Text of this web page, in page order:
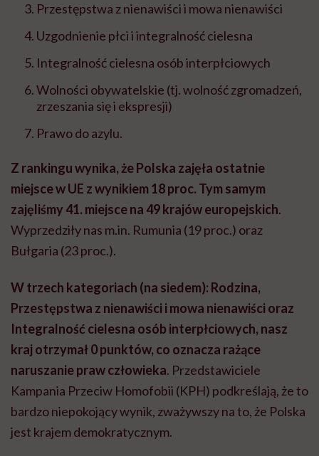
Przestępstwa z nienawiści i mowa nienawiści
Uzgodnienie płci i integralność cielesna
Integralność cielesna osób interpłciowych
Wolności obywatelskie (tj. wolność zgromadzeń,
zrzeszania się i ekspresji)
Prawo do azylu.
Z rankingu wynika, że Polska zajęła ostatnie
miejsce w UE z wynikiem 18 proc. Tym samym
zajęliśmy 41. miejsce na 49 krajów europejskich.
Wyprzedziły nas m.in. Rumunia (19 proc.) oraz
Bułgaria (23 proc.).
W trzech kategoriach (na siedem): Rodzina,
Przestępstwa z nienawiści i mowa nienawiści oraz
Integralność cielesna osób interpłciowych, nasz
kraj otrzymał 0 punktów, co oznacza rażące
naruszanie praw człowieka. Przedstawiciele
Kampania Przeciw Homofobii (KPH) podkreślają, że to
bardzo niepokojący wynik, zważywszy na to, że Polska
jest krajem demokratycznym.